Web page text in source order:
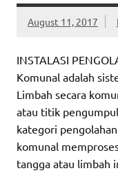
August 11, 2017
INSTALASI
Komunal adalah
Limbah secara
atau titik
kategori
komunal
tangga atau limbah